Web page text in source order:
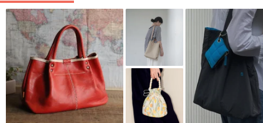
尺寸可能有輕微誤差。
實際顏色可能因拍攝環境而異。
如果您對產品或其他詳細照片有任何疑問，請聯絡[VintageShop
alone]。
7 天的評估期不適用。不幸的是，產品無法退貨。請謹慎選擇。
------------------------------------------------